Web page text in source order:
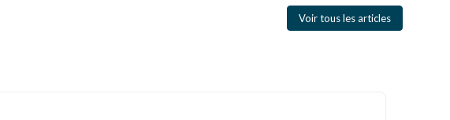
Voir tous les articles